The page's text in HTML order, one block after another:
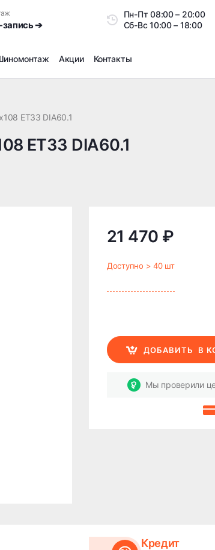
➔
Пн-Пт08:00 – 20:00
Сб-Вс10:00 – 18:00
Ошиповка, Перешиповка зимней резины
Акции Контакты
ET33 DIA60.1
ET33 DIA60.1
21 470 ₽
Доступно > 40 шт
ДОБАВИТЬ В
Мы проверили
Кредит